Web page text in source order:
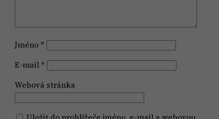
Jméno*
E-mail*
Webová stránka